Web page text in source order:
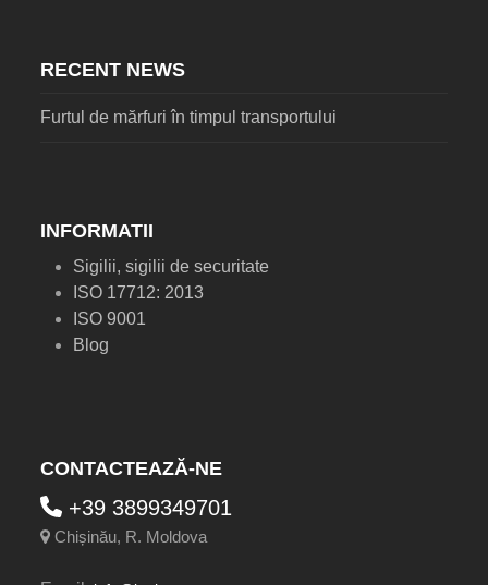
RECENT NEWS
Furtul de mărfuri în timpul transportului
INFORMATII
Sigilii, sigilii de securitate
ISO 17712: 2013
ISO 9001
Blog
CONTACTEAZĂ-NE
+39 3899349701
Chișinău, R. Moldova